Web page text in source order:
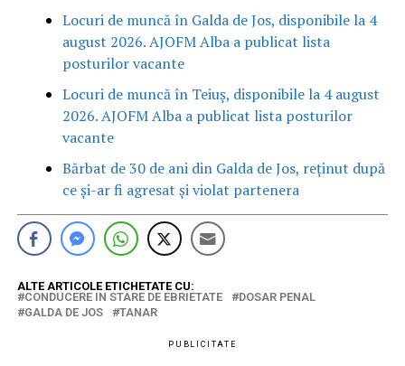
Locuri de muncă în Galda de Jos, disponibile la 4
august 2026. AJOFM Alba a publicat lista
posturilor vacante
Locuri de muncă în Teiuș, disponibile la 4 august
2026. AJOFM Alba a publicat lista posturilor
vacante
Bărbat de 30 de ani din Galda de Jos, reținut după
ce și-ar fi agresat și violat partenera
ALTE ARTICOLE ETICHETATE CU:
CONDUCERE IN STARE DE EBRIETATE
DOSAR PENAL
GALDA DE JOS
TANAR
PUBLICITATE